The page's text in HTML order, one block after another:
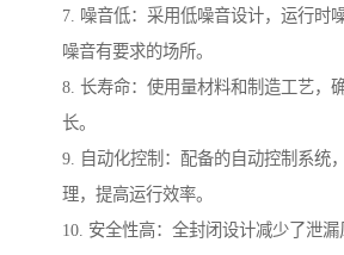
7. 噪音低：采用低噪音设计，运行时
噪音有要求的场所。
8. 长寿命：使用量材料和制造工艺，
长。
9. 自动化控制：配备的自动控制系统
理，提高运行效率。
10. 安全性高：全封闭设计减少了泄